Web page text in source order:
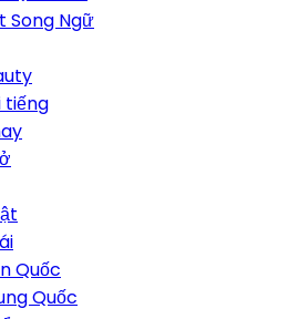
Song Ngữ
tiếng
Quốc
Quốc